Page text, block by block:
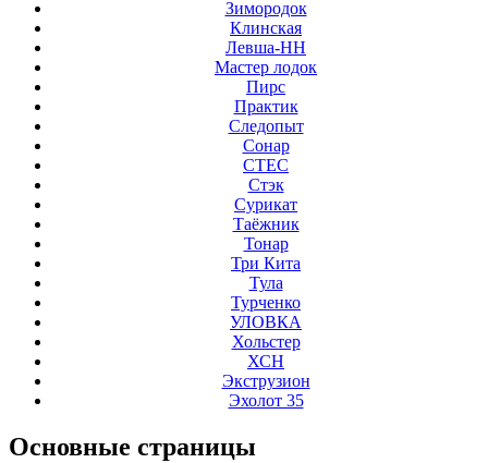
Зимородок
Клинская
Левша-НН
Мастер лодок
Пирс
Практик
Следопыт
Сонар
СТЕС
Стэк
Сурикат
Таёжник
Тонар
Три Кита
Тула
Турченко
УЛОВКА
Хольстер
ХСН
Экструзион
Эхолот 35
Основные страницы